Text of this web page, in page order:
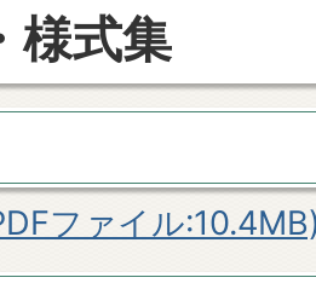
様式集
ファイル